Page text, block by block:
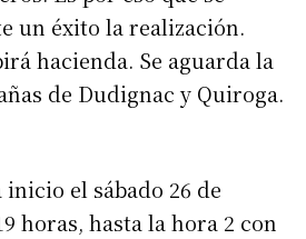
un éxito la realización.
hacienda. Se aguarda la
de Dudignac y Quiroga.
el sábado 26 de
horas, hasta la hora 2 con